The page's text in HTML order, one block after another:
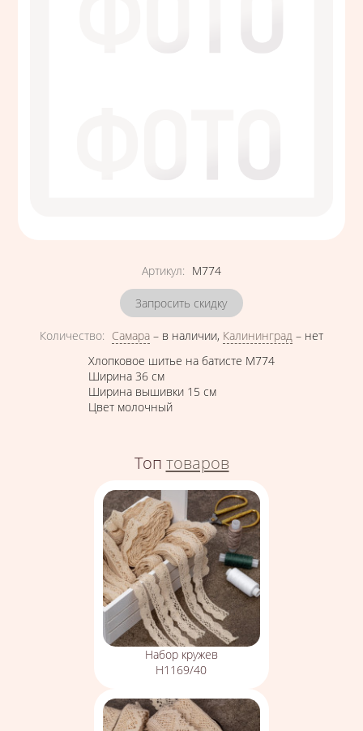
Артикул: М774
Запросить скидку
Количество: Самара– в наличии, Калининград – нет
Хлопковое шитье на батисте М774
Ширина 36 см
Ширина вышивки 15 см
Цвет молочный
Топ товаров
Набор кружев
Н1169/40